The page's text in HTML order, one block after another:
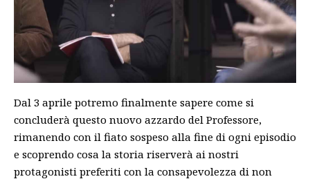
Dal 3 aprile potremo finalmente sapere come si
concluderà questo nuovo azzardo del Professore,
rimanendo con il fiato sospeso alla fine di ogni episodio
e scoprendo cosa la storia riserverà ai nostri
protagonisti preferiti con la consapevolezza di non